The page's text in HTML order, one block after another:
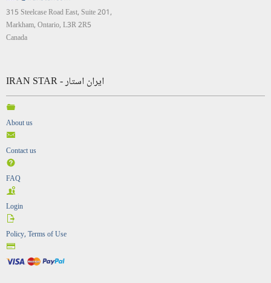
315 Steelcase Road East, Suite 201,
Markham, Ontario, L3R 2R5
Canada
IRAN STAR - ایران استار
About us
Contact us
FAQ
Login
Policy, Terms of Use